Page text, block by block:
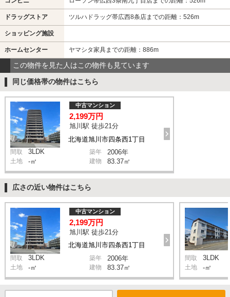
ドラッグストア ツルハドラッグ帯広西8条店までの距離：526m
ショッピング施設
ホームセンター ヤマシタ家具までの距離：886m
この物件を見た人はこの物件も見ています
同じ価格帯の物件はこちら
北海道旭川市四条西1丁目
中古マンション
2,199万円
旭川駅 徒歩21分
間取 3LDK 築年 2006年
土地 -㎡ 建物 83.37㎡
広さの近い物件はこちら
北海道旭川市四条西1丁目
中古マンション
2,199万円
旭川駅 徒歩21分
間取 3LDK 築年 2006年
土地 -㎡ 建物 83.37㎡
間取 3LDK
土地 -㎡